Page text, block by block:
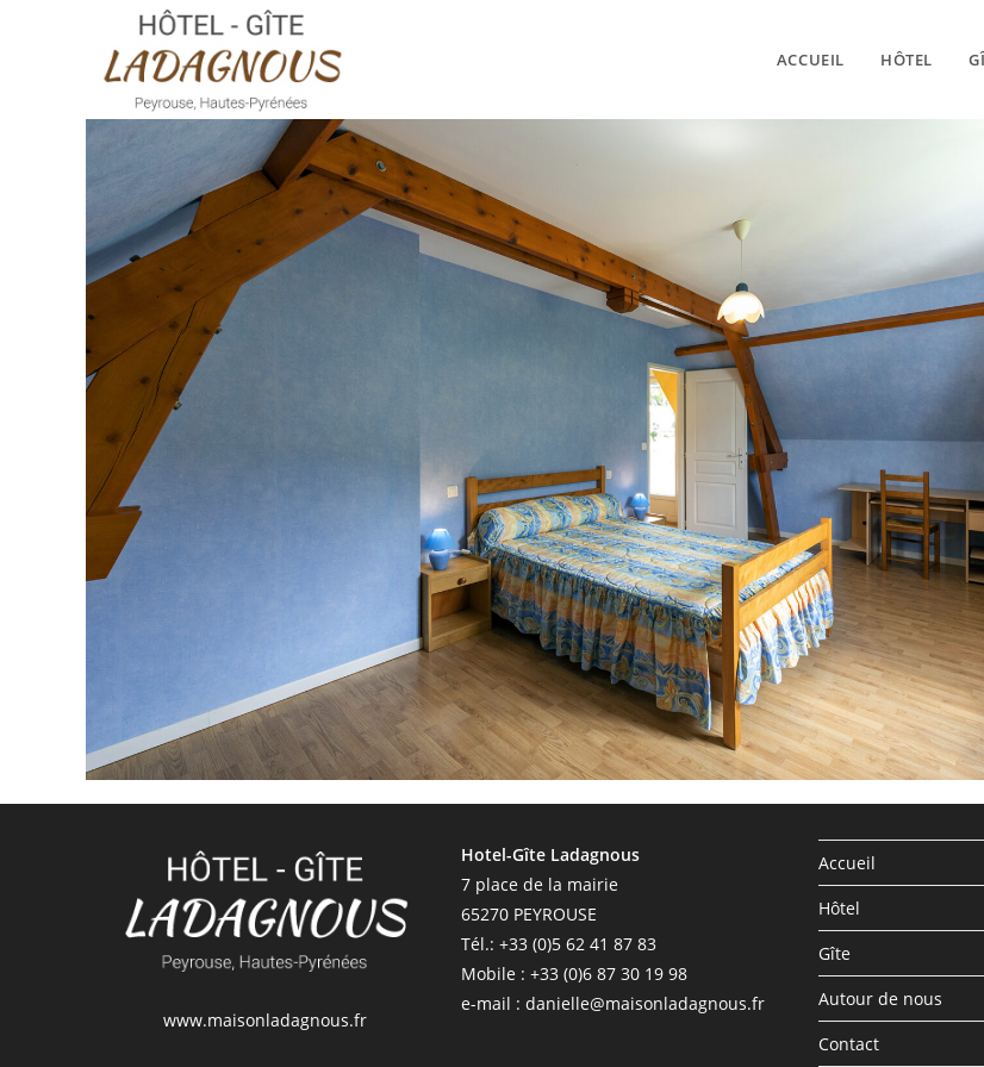
ACCUEIL HÔTEL
www.maisonladagnous.fr
Hotel-Gîte Ladagnous
7 place de la mairie
65270 PEYROUSE
Tél.: +33 (0)5 62 41 87 83
Mobile : +33 (0)6 87 30 19 98
e-mail : danielle@maisonladagnous.fr
Accueil
Hôtel
Gîte
Autour de nous
Contact